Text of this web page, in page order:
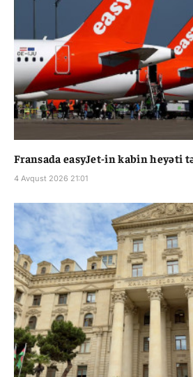
Fransada easyJet-in kabin heyəti
4 Avqust 2026 21:01